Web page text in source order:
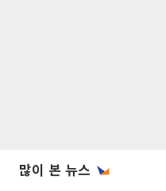
많이 본 뉴스